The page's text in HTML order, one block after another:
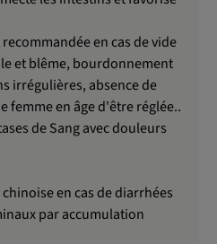
en cas de vide
et blême, bourdonnement
irrégulières, absence de
femme en âge d'être réglée..
de Sang avec douleurs
en cas de diarrhées
par accumulation